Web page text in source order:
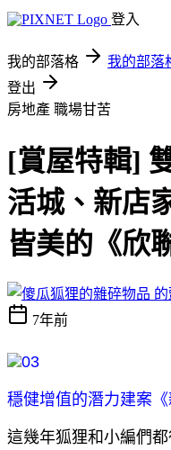
登入
我的部落格 我的部落
登出
房地產 職場甘苦
[賞屋特輯]
活城、新店
皆美的《欣
7年前
穩健增值的潛力建案《
這幾年狐狸和小編們